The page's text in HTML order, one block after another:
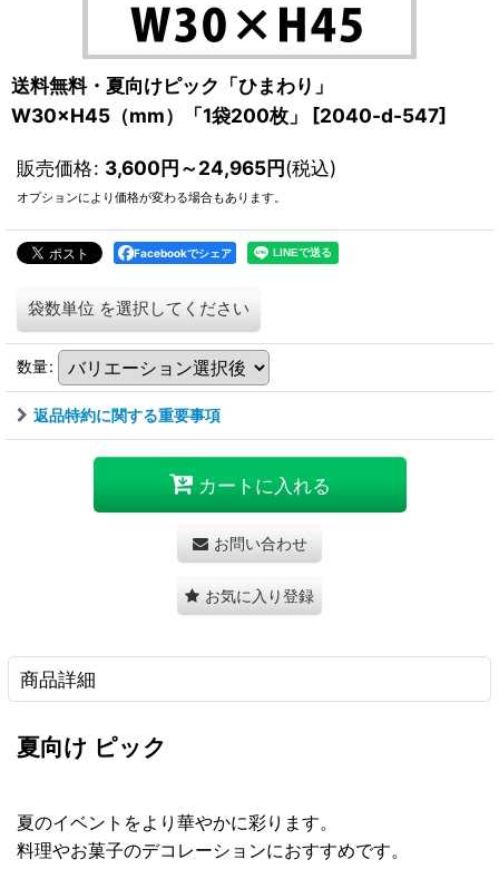
送料無料・夏向けピック「ひまわり」
W30×H45（mm）「1袋200枚」
[2040-d-547]
販売価格: 3,600円～24,965円(税込)
オプションにより価格が変わる場合もあります。
Facebookでシェア
袋数単位 を選択してください
数量:
返品特約に関する重要事項
カートに入れる
お問い合わせ
お気に入り登録
商品詳細
夏向け ピック
夏のイベントをより華やかに彩ります。
料理やお菓子のデコレーションにおすすめです。